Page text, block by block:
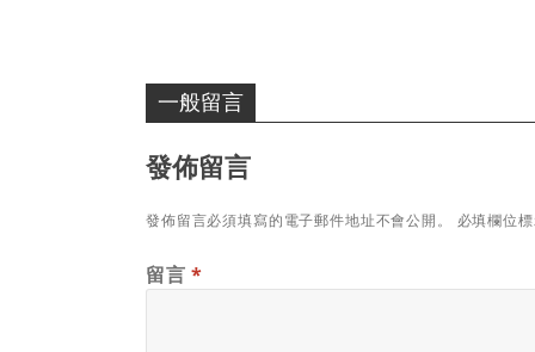
一般留言
發佈留言
發佈留言必須填寫的電子郵件地址不會公開。 必填欄位
留言 *